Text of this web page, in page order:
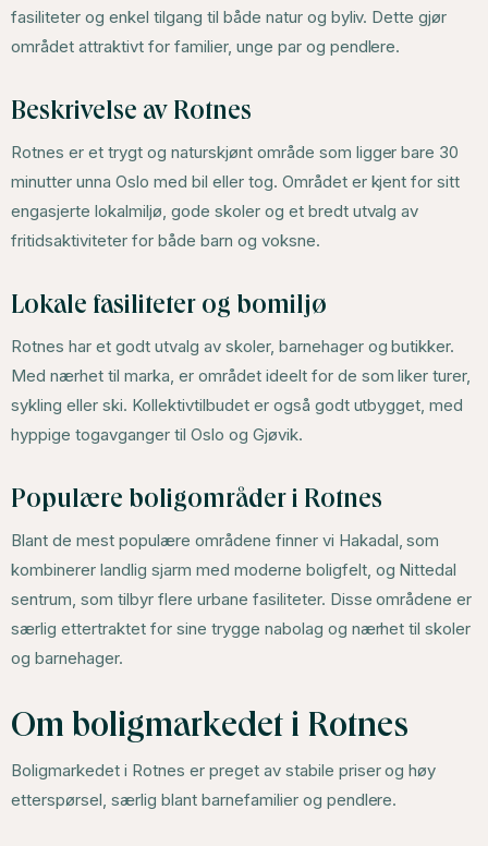
fasiliteter og enkel tilgang til både natur og byliv. Dette gjør
området attraktivt for familier, unge par og pendlere.
Beskrivelse av Rotnes
Rotnes er et trygt og naturskjønt område som ligger bare 30
minutter unna Oslo med bil eller tog. Området er kjent for sitt
engasjerte lokalmiljø, gode skoler og et bredt utvalg av
fritidsaktiviteter for både barn og voksne.
Lokale fasiliteter og bomiljø
Rotnes har et godt utvalg av skoler, barnehager og butikker.
Med nærhet til marka, er området ideelt for de som liker turer,
sykling eller ski. Kollektivtilbudet er også godt utbygget, med
hyppige togavganger til Oslo og Gjøvik.
Populære boligområder i Rotnes
Blant de mest populære områdene finner vi Hakadal, som
kombinerer landlig sjarm med moderne boligfelt, og Nittedal
sentrum, som tilbyr flere urbane fasiliteter. Disse områdene er
særlig ettertraktet for sine trygge nabolag og nærhet til skoler
og barnehager.
Om boligmarkedet i Rotnes
Boligmarkedet i Rotnes er preget av stabile priser og høy
etterspørsel, særlig blant barnefamilier og pendlere.